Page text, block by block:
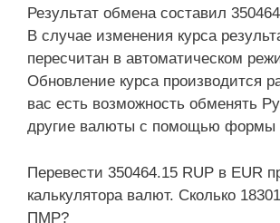
Результат обмена составил
В случае изменения курса
пересчитан в автоматическом
Обновление курса производится
вас есть возможность обменять
другие валюты с помощью формы
Перевести 350464.15 RUP в EUR
калькулятора валют. Сколько
ПМР?